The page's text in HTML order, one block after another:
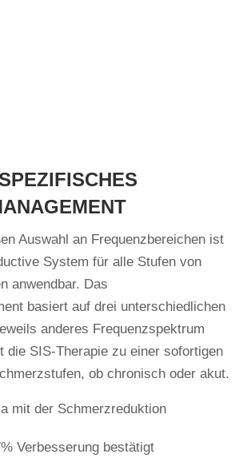
Auswahl an Frequenzbereichen ist
System für alle Stufen von
anwendbar. Das
basiert auf drei unterschiedlichen
anderes Frequenzspektrum
die SIS-Therapie zu einer sofortigen
ob chronisch oder akut.